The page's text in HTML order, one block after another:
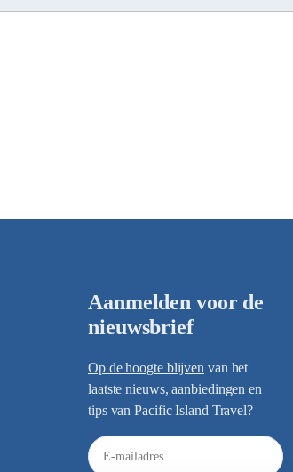
Aanmelden voor de
nieuwsbrief
Op de hoogte blijven van het
laatste nieuws, aanbiedingen en
tips van Pacific Island Travel?
E
-